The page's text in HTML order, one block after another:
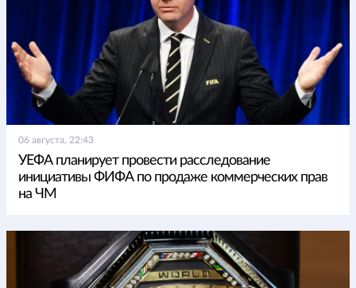
06 августа, 22:43
УЕФА планирует провести расследование
инициативы ФИФА по продаже коммерческих прав
на ЧМ